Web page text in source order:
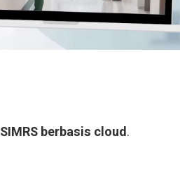
SIMRS berbasis cloud.